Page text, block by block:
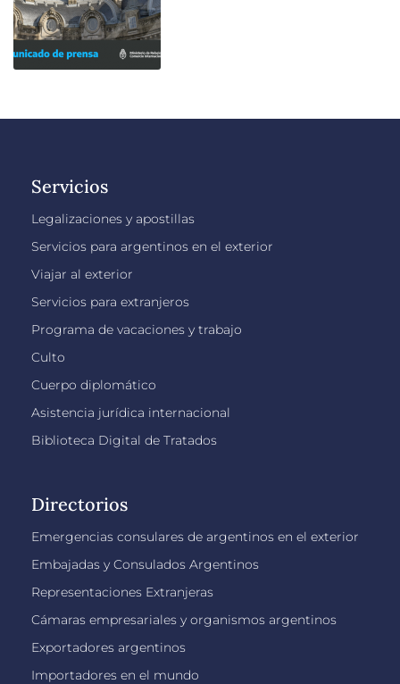
Servicios
Legalizaciones y apostillas
Servicios para argentinos en el exterior
Viajar al exterior
Servicios para extranjeros
Programa de vacaciones y trabajo
Culto
Cuerpo diplomático
Asistencia jurídica internacional
Biblioteca Digital de Tratados
Directorios
Emergencias consulares de argentinos en el exterior
Embajadas y Consulados Argentinos
Representaciones Extranjeras
Cámaras empresariales y organismos argentinos
Exportadores argentinos
Importadores en el mundo